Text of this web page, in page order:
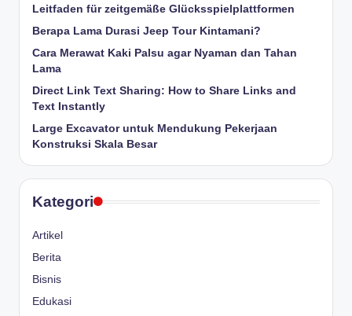
Leitfaden für zeitgemäße Glücksspielplattformen
Berapa Lama Durasi Jeep Tour Kintamani?
Cara Merawat Kaki Palsu agar Nyaman dan Tahan
Lama
Direct Link Text Sharing: How to Share Links and
Text Instantly
Large Excavator untuk Mendukung Pekerjaan
Konstruksi Skala Besar
Kategori
Artikel
Berita
Bisnis
Edukasi